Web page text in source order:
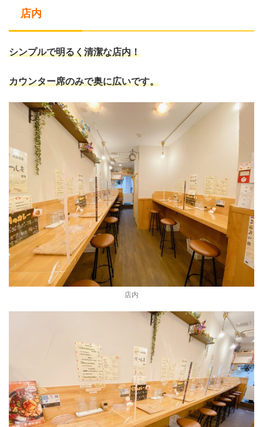
店内
シンプルで明るく清潔な店内！
カウンター席のみで奥に広いです。
店内